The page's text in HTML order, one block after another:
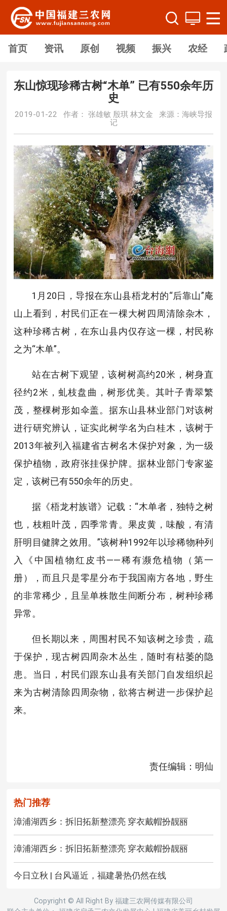
首页 资讯 原创 视频 振兴 农经
东山惊现珍稀古树“木单” 已有550余年历
史
2019-01-22 作者： 张雄敏 殷琪 林文金 来源：海峡导报
记
1月20日，导报在东山县梧龙村的“后靠山”庵
山上看到，村民们正在一棵大树四周清除杂木，
这种珍稀古树，在东山县内仅存这一棵，村民称
之为“木单”。
站在古树下观望，该树树高约20米，树身直
径约2米，虬枝盘曲，树形优美。其叶子青翠繁
茂，整棵树形如伞盖。据东山县林业部门对该树
进行研究辨认，证实此树学名为白桂木，该树于
2013年被列入福建省古树名木保护对象，为一级
保护植物，政府张挂保护牌。据林业部门专家鉴
定，该树已有550余年的历史。
据《梧龙村族谱》记载：“木单者，独特之树
也，枝粗叶茂，四季常青。果皮黄，味酸，有清
肝明目健脾之效用。”该树种1992年以珍稀物种列
入《中国植物红皮书——稀有濒危植物（第一
册），而且只是零星分布于我国南方各地，野生
的非常稀少，且呈单株散生间断分布，树种珍稀
异常。
但长期以来，周围村民不知该树之珍贵，疏
于保护，现古树四周杂木丛生，随时有枯萎的隐
患。当日，村民们跟东山县有关部门自发组织起
来为古树清除四周杂物，欲将古树进一步保护起
来。
责任编辑：明仙
热门推荐
漳浦湖西乡：拆旧拓新整漂亮 穿衣戴帽扮靓丽
漳浦湖西乡：拆旧拓新整漂亮 穿衣戴帽扮靓丽
今日立秋 | 台风逼近，福建暑热仍然在线
Copyright © All Right By 福建三农网传媒有限公司